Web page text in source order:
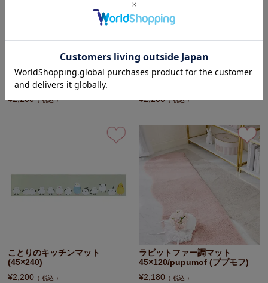
拭けるインテリアマット
45×120/テラゾー
¥2,200 税込
ビションフリーゼのキッチンマ
¥2,200 税込
ことりのキッチンマット
(45×240)
¥2,200 税込
ラビットファー調マット
45×120/pupumof (ププモフ)
¥2,180 税込